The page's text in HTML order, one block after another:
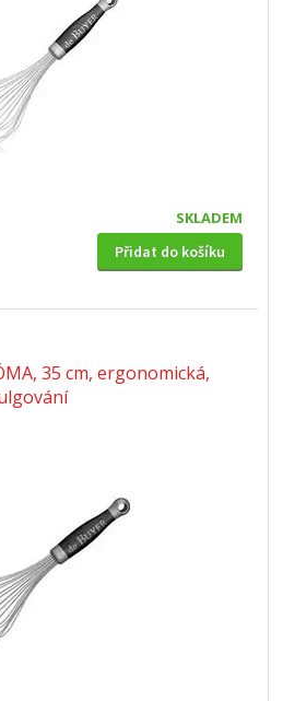
SKLADEM
Přidat do košíku
35 cm, ergonomická,